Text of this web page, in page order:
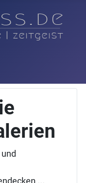
und
...